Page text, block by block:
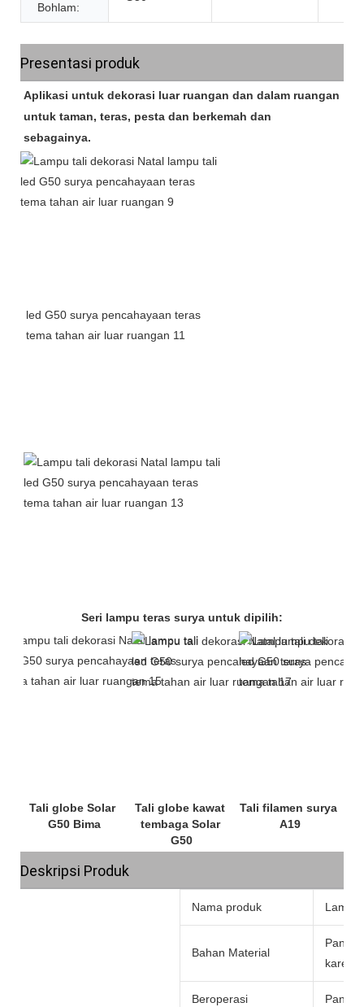
Bohlam:
Presentasi produk
Aplikasi untuk dekorasi luar ruangan dan dalam ruangan
untuk taman, teras, pesta dan berkemah dan
sebagainya.
Seri lampu teras surya untuk dipilih:
Tali globe Solar
G50 Bima
Tali globe kawat
tembaga Solar
Tali filamen surya
A19
Deskripsi Produk
Nama produk Lampu
Bahan Material
Panel
karet
Beroperasi Panel